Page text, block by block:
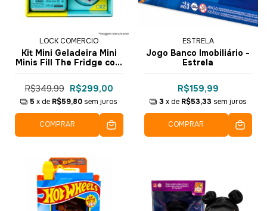
LOCK COMERCIO
Kit Mini Geladeira Mini
Minis Fill The Fridge com
R$349,99 R$299,00
5 x de R$59,80 sem juros
COMPRAR
ESTRELA
Jogo Banco Imobiliário -
Estrela
R$159,99
3 x de R$53,33 sem juros
COMPRAR